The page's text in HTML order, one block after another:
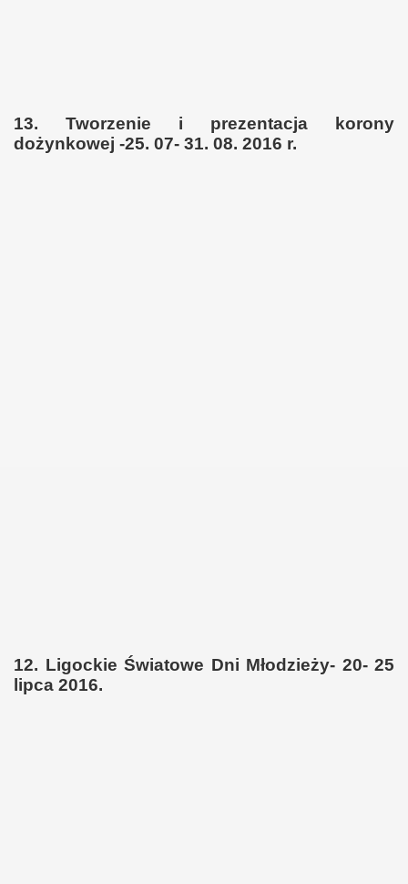
13. Tworzenie i prezentacja korony
dożynkowej -25. 07- 31. 08. 2016 r.
12. Ligockie Światowe Dni Młodzieży- 20- 25
lipca 2016.